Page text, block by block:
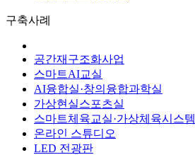
구축사례
공간재구조화사업
스마트AI교실
AI융합실·창의융합과학실
가상현실스포츠실
스마트체육교실·가상체육시스템
온라인 스튜디오
LED 전광판